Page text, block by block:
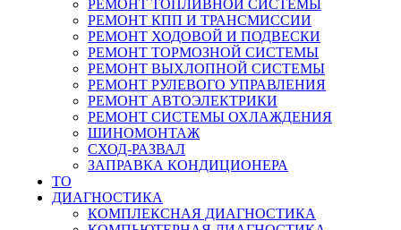
РЕМОНТ ТОПЛИВНОЙ СИСТЕМЫ
РЕМОНТ КПП И ТРАНСМИССИИ
РЕМОНТ ХОДОВОЙ И ПОДВЕСКИ
РЕМОНТ ТОРМОЗНОЙ СИСТЕМЫ
РЕМОНТ ВЫХЛОПНОЙ СИСТЕМЫ
РЕМОНТ РУЛЕВОГО УПРАВЛЕНИЯ
РЕМОНТ АВТОЭЛЕКТРИКИ
РЕМОНТ СИСТЕМЫ ОХЛАЖДЕНИЯ
ШИНОМОНТАЖ
СХОД-РАЗВАЛ
ЗАПРАВКА КОНДИЦИОНЕРА
ТО
ДИАГНОСТИКА
КОМПЛЕКСНАЯ ДИАГНОСТИКА